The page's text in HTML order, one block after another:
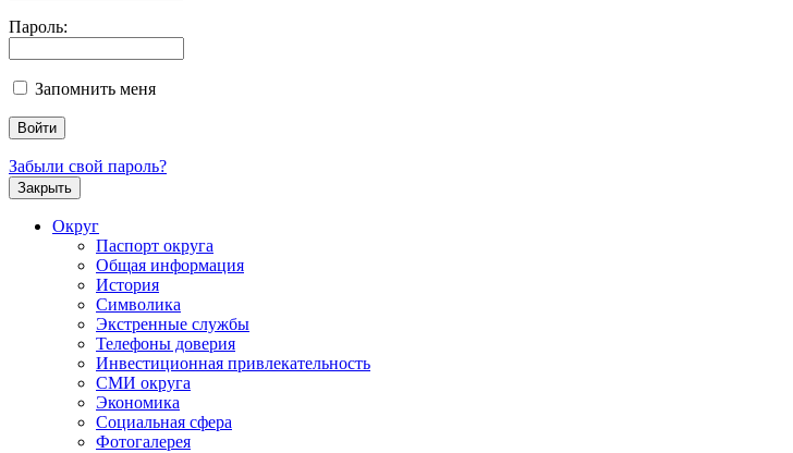
Пароль:
Запомнить меня
Забыли свой пароль?
Закрыть
Округ
Паспорт округа
Общая информация
История
Символика
Экстренные службы
Телефоны доверия
Инвестиционная привлекательность
СМИ округа
Экономика
Социальная сфера
Фотогалерея